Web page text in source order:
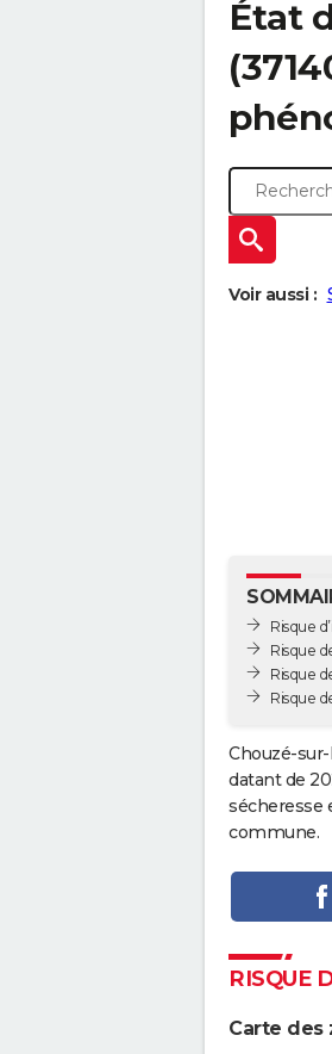
État
Voir aussi :
Risque
Risque
Risque
Risque
Chouzé-
datant de
sécheresse
commune.
RISQUE
Carte des